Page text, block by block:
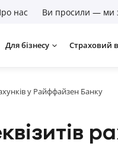
нас Ви просили — ми
Для бізнесу Страховий
у Райффайзен Банку